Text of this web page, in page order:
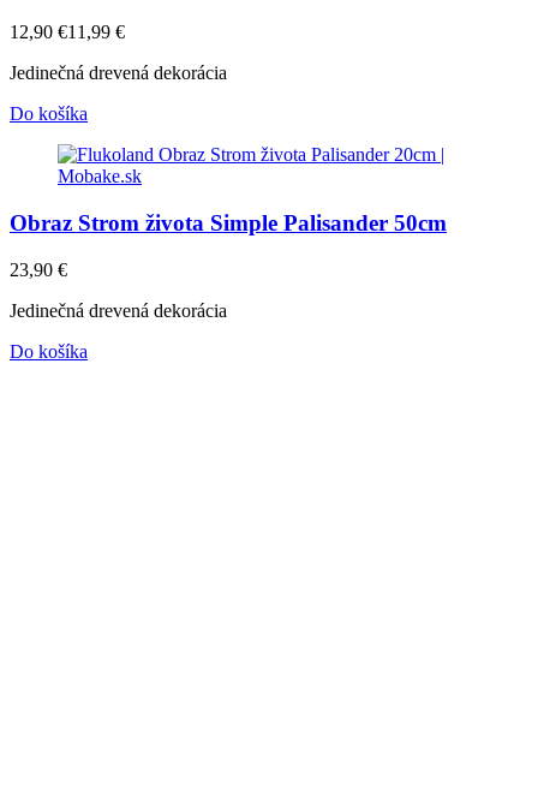
12,90 €11,99 €
Jedinečná drevená dekorácia
Do košíka
Obraz Strom života Simple Palisander 50cm
23,90 €
Jedinečná drevená dekorácia
Do košíka